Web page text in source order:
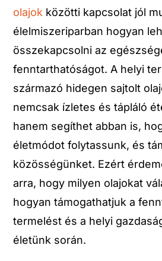
olajok közötti kapcsolat jól
élelmiszeriparban hogyan
összekapcsolni az
fenntarthatóságot. A helyi
származó hidegen sajtolt
nemcsak ízletes és tápláló
hanem segíthet abban is,
életmódot folytassunk, és
közösségünket. Ezért
arra, hogy milyen olajokat
hogyan támogathatjuk a
termelést és a helyi
életünk során.